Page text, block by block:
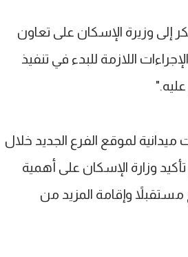
إلى وزيرة الإسكان على تعاون
اللازمة للبدء في تنفيذ
لموقع الفرع الجديد خلال
وزارة الإسكان على أهمية
وإقامة المزيد من